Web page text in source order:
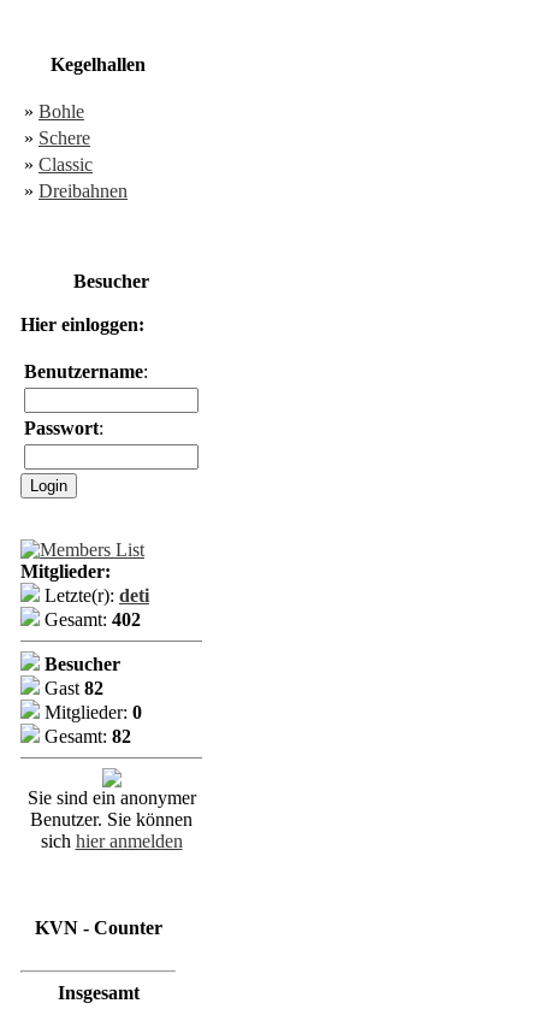
Kegelhallen
» Bohle
» Schere
» Classic
» Dreibahnen
Besucher
Hier einloggen:
Benutzername:
Passwort:
Mitglieder:
Letzte(r): deti
Gesamt: 402
Besucher
Gast 82
Mitglieder: 0
Gesamt: 82
Sie sind ein anonymer
Benutzer. Sie können
sich hier anmelden
KVN - Counter
Insgesamt